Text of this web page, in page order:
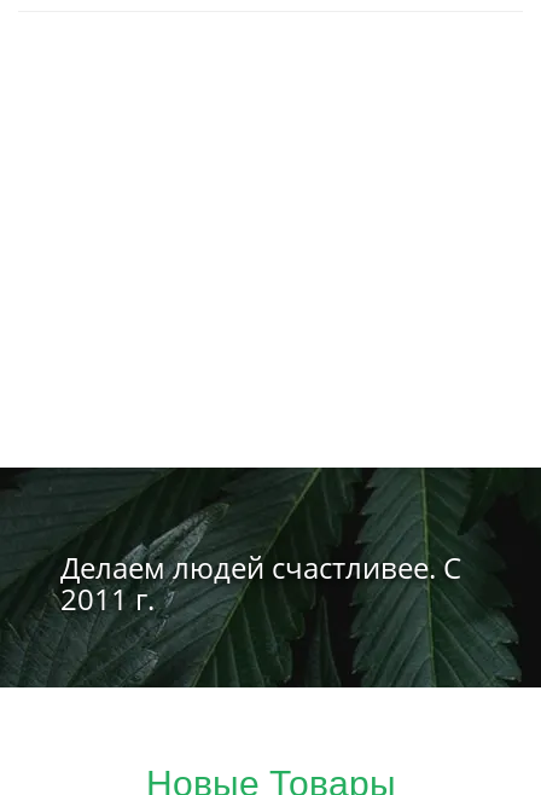
Делаем людей счастливее. С
2011 г.
Новые Товары